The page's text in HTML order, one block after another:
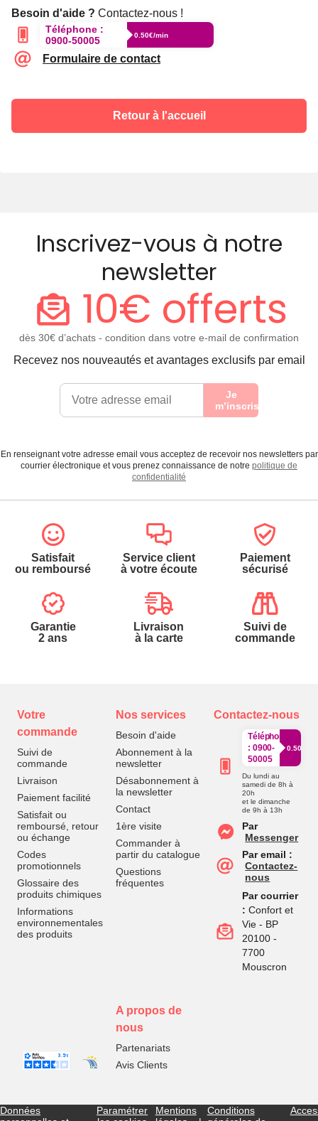
Besoin d'aide ? Contactez-nous !
Téléphone :
0900-50005
0.50€/min
Formulaire de contact
Retour à l'accueil
Inscrivez-vous à notre
newsletter
10€ offerts
dès 30€ d’achats - condition dans votre e-mail de confirmation
Recevez nos nouveautés et avantages exclusifs par email
Je
m’inscris
En renseignant votre adresse email vous acceptez de recevoir nos newsletters par
courrier électronique et vous prenez connaissance de notre politique de
confidentialité
Satisfait
ou remboursé
Service client
à votre écoute
Paiement
sécurisé
Garantie
2 ans
Livraison
à la carte
Suivi de
commande
Votre
commande
Suivi de
commande
Livraison
Paiement facilité
Satisfait ou
remboursé, retour
ou échange
Codes
promotionnels
Glossaire des
produits chimiques
Informations
environnementales
des produits
Nos services
Besoin d'aide
Abonnement à la
newsletter
Désabonnement à
la newsletter
Contact
1ère visite
Commander à
partir du catalogue
Questions
fréquentes
A propos de
nous
Partenariats
Avis Clients
Contactez-nous
Téléphone
: 0900-
50005
0.50€/
Du lundi au
samedi de 8h à
20h
et le dimanche
de 9h à 13h
Par
Messenger
Par email :
Contactez-
nous
Par courrier
: Confort et
Vie - BP
20100 -
7700
Mouscron
Données
Paramétrer
Mentions
Conditions